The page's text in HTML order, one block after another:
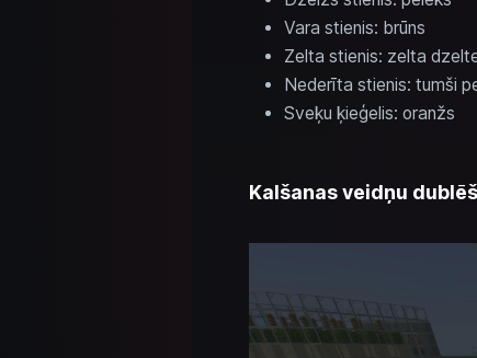
Vara stienis: brūns
Zelta stienis: zelta
Nederīta stienis: tumši
Sveķu ķieģelis: oranžs
Kalšanas veidņu